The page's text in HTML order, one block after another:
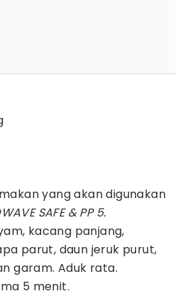
yang akan digunakan
SAFE & PP 5.
kacang panjang,
parut, daun jeruk purut,
garam. Aduk rata.
5 menit.